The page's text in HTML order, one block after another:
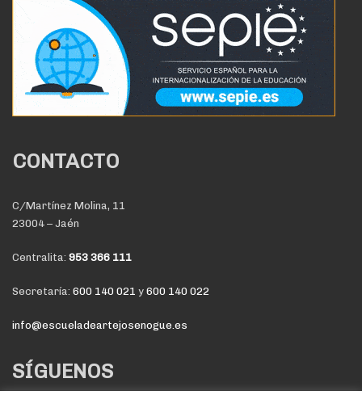
CONTACTO
C/Martínez Molina, 11
23004 – Jaén
Centralita: 953 366 111
Secretaría: 600 140 021 y 600 140 022
info@escueladeartejosenogue.es
SÍGUENOS